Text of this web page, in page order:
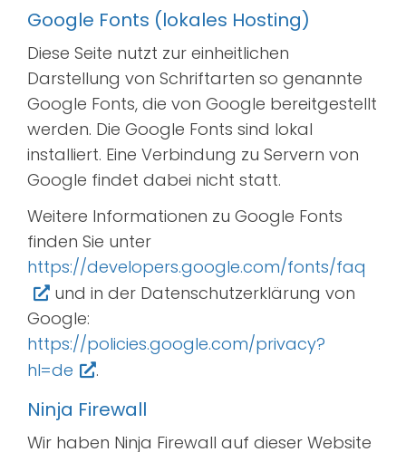
Google Fonts (lokales Hosting)
Diese Seite nutzt zur einheitlichen
Darstellung von Schriftarten so genannte
Google Fonts, die von Google bereitgestellt
werden. Die Google Fonts sind lokal
installiert. Eine Verbindung zu Servern von
Google findet dabei nicht statt.
Weitere Informationen zu Google Fonts
finden Sie unter
https://developers.google.com/fonts/faq
und in der Datenschutzerklärung von
Google:
https://policies.google.com/privacy?
hl=de
.
Ninja Firewall
Wir haben Ninja Firewall auf dieser Website